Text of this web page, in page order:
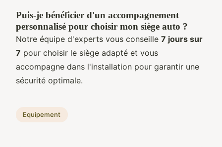
Puis-je bénéficier d'un accompagnement
personnalisé pour choisir mon siège auto ?
Notre équipe d'experts vous conseille 7 jours sur
7 pour choisir le siège adapté et vous
accompagne dans l'installation pour garantir une
sécurité optimale.
Equipement